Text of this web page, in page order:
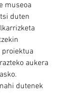
museoa
duten
proiektua
aukera
dutenek